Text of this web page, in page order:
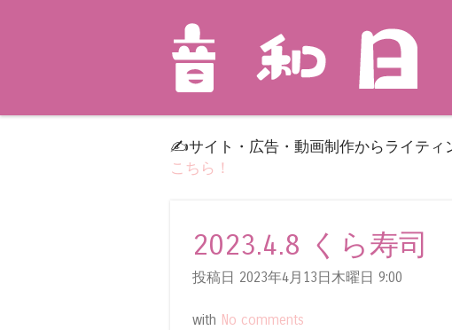
✍️サイト・広告・動画制作からライティ
こちら！
2023.4.8 くら寿司
投稿日 2023年4月13日木曜日 9:00
with No comments